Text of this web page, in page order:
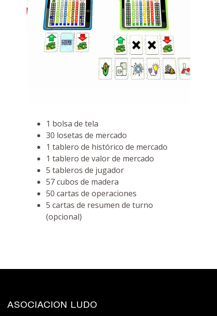
1 bolsa de tela
30 losetas de mercado
1 tablero de histórico de mercado
1 tablero de valor de mercado
5 tableros de jugador
57 cubos de madera
50 cartas de operaciones
5 cartas de resumen de turno
(opcional)
ASOCIACION LUDO